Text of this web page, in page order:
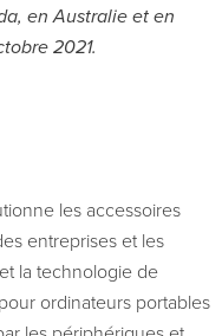
en Australie et en
2021.
les accessoires
entreprises et les
la technologie de
ordinateurs portables